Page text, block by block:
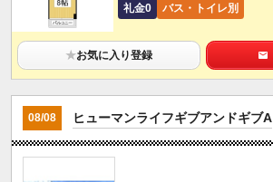
礼金0
バス・トイレ別
★お気に入り登録
08/08 ヒューマンライフギブアンドギブA